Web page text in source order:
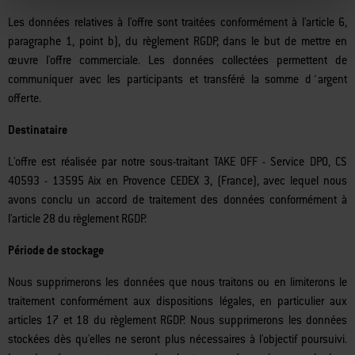
Les données relatives à l'offre sont traitées conformément à l'article 6,
paragraphe 1, point b), du règlement RGDP, dans le but de mettre en
œuvre l'offre commerciale. Les données collectées permettent de
communiquer avec les participants et transféré la somme d´argent
L'offre est réalisée par notre sous-traitant TAKE OFF - Service DPO, CS
40593 - 13595 Aix en Provence CEDEX 3, (France), avec lequel nous
avons conclu un accord de traitement des données conformément à
Nous supprimerons les données que nous traitons ou en limiterons le
traitement conformément aux dispositions légales, en particulier aux
articles 17 et 18 du règlement RGDP. Nous supprimerons les données